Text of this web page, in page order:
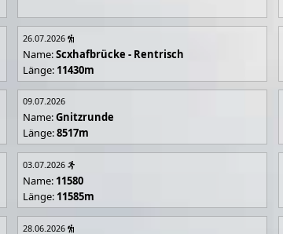
26.07.2026
Name:Scxhafbrücke - Rentrisch
Länge: 11430m
09.07.2026
Name:Gnitzrunde
Länge:8517m
03.07.2026
Name: 11580
Länge: 11585m
28.06.2026